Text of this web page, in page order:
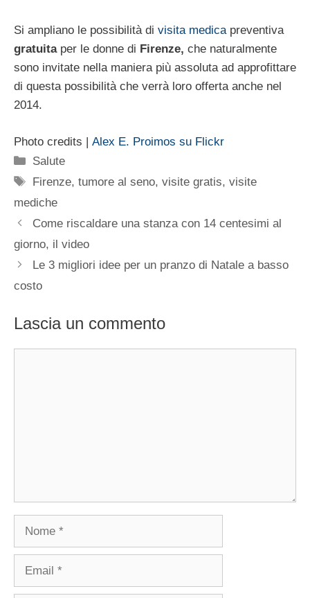
Si ampliano le possibilità di visita medicapreventiva
gratuitaper le donne di Firenze, che naturalmente
sono invitate nella maniera più assoluta ad approfittare
di questa possibilità che verrà loro offerta anche nel
2014.
Photo credits | Alex E. Proimos su Flickr
Categorie
Salute
Tag
Firenze,tumore al seno,visite gratis,visite
mediche
Come riscaldare una stanza con 14 centesimi al
giorno, il video
Le 3 migliori idee per un pranzo di Natale a basso
costo
Lascia un commento
Nome
Email